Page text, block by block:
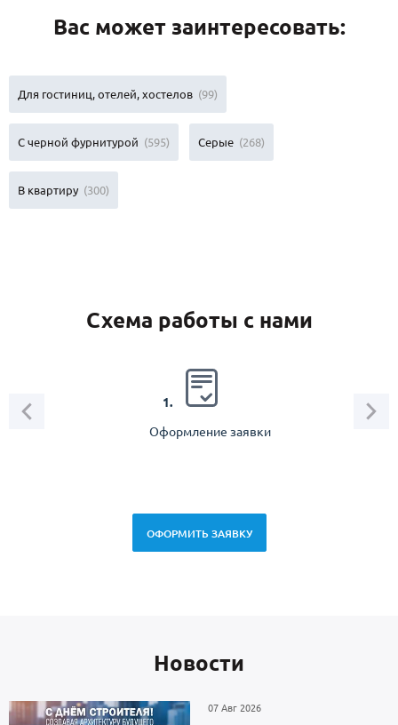
Вас может заинтересовать:
Для гостиниц, отелей, хостелов (99)
С черной фурнитурой (595) Серые (268)
В квартиру (300)
Схема работы с нами
1.
Оформление заявки
ОФОРМИТЬ ЗАЯВКУ
Новоcти
07 Авг 2026